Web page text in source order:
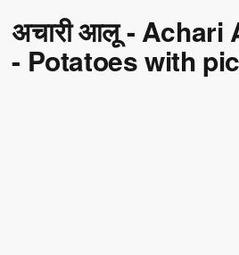
अचारी आलू - Achari
- Potatoes with